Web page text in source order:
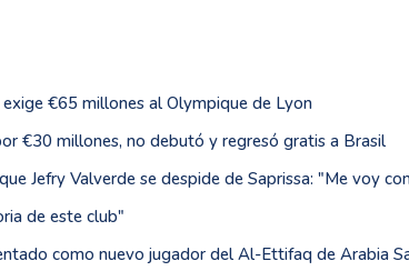
€65 millones al Olympique de Lyon
€30 millones, no debutó y regresó gratis a Brasil
Jefry Valverde se despide de Saprissa: "Me voy
de este club"
como nuevo jugador del Al-Ettifaq de Arabia